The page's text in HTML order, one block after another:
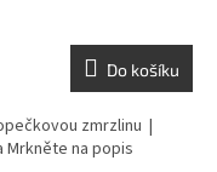
A
Do košíku
zmrzlinu |
na popis